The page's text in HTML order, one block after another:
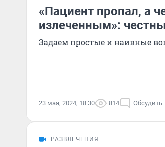
«Пациент пропал, а
излеченным»:
Задаем простые и наивные
23 мая, 2024, 18:30 814 Обсудить
РАЗВЛЕЧЕНИЯ